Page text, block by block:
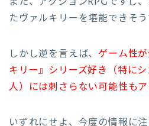
たヴァルキリーを堪能できそう
しかし逆を言えば、 ゲーム性
キリー』シリーズ好き（特に
人）には刺さらない可能性もア
いずれにせよ、今度の情報に